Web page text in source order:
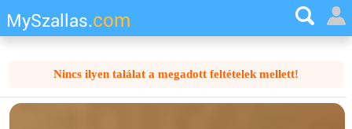
MySzallas.com
Nincs ilyen találat a megadott feltételek mellett!